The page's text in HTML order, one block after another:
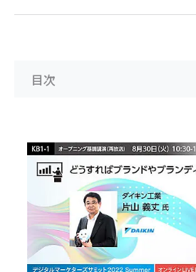
z世代 (1623)
目次